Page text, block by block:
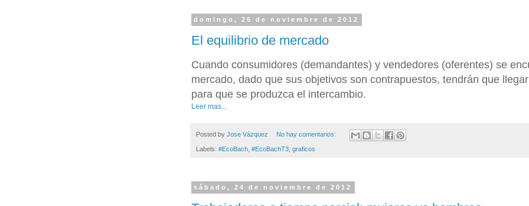
domingo, 25 de noviembre de 2012
El equilibrio de mercado
Cuando consumidores (demandantes) y vendedores (oferentes) se
mercado, dado que sus objetivos son contrapuestos, tendrán que
para que se produzca el intercambio.
Leer mas...
Posted by Jose Vázquez No hay comentarios:
Labels: #EcoBach #EcoBachT3 graficos
sábado, 24 de noviembre de 2012